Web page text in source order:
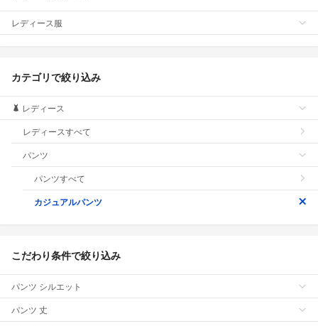
レディース服
カテゴリで絞り込み
レディース
レディースすべて
パンツ
パンツすべて
カジュアルパンツ
こだわり条件で絞り込み
パンツ シルエット
パンツ 丈